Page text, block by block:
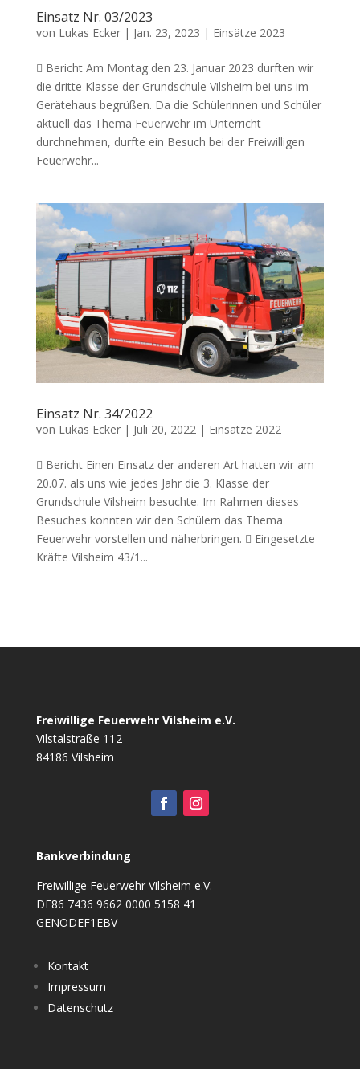
Einsatz Nr. 03/2023
von Lukas Ecker| Jan. 23, 2023 | Einsätze 2023
 Bericht Am Montag den 23. Januar 2023 durften wir
die dritte Klasse der Grundschule Vilsheim bei uns im
Gerätehaus begrüßen. Da die Schülerinnen und Schüler
aktuell das Thema Feuerwehr im Unterricht
durchnehmen, durfte ein Besuch bei der Freiwilligen
Feuerwehr...
Einsatz Nr. 34/2022
von Lukas Ecker| Juli 20, 2022 | Einsätze 2022
 Bericht Einen Einsatz der anderen Art hatten wir am
20.07. als uns wie jedes Jahr die 3. Klasse der
Grundschule Vilsheim besuchte. Im Rahmen dieses
Besuches konnten wir den Schülern das Thema
Feuerwehr vorstellen und näherbringen.  Eingesetzte
Kräfte Vilsheim 43/1...
Freiwillige Feuerwehr Vilsheim e.V.
Vilstalstraße 112
84186 Vilsheim
Bankverbindung
Freiwillige Feuerwehr Vilsheim e.V.
DE86 7436 9662 0000 5158 41
GENODEF1EBV
Kontakt
Impressum
Datenschutz